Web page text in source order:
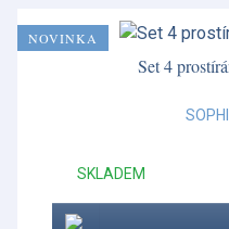
Set 4
SKLADEM
NOVINKA